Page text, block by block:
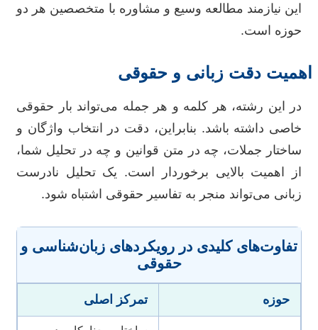
این نیازمند مطالعه وسیع و مشاوره با متخصصین هر دو
حوزه است.
اهمیت دقت زبانی و حقوقی
در این رشته، هر کلمه و هر جمله می‌تواند بار حقوقی
خاصی داشته باشد. بنابراین، دقت در انتخاب واژگان و
ساختار جملات، چه در متن قوانین و چه در تحلیل شما،
از اهمیت بالایی برخوردار است. یک تحلیل نادرست
زبانی می‌تواند منجر به تفاسیر حقوقی اشتباه شود.
تفاوت‌های کلیدی در رویکردهای زبان‌شناسی و
حقوقی
حوزه تمرکز اصلی